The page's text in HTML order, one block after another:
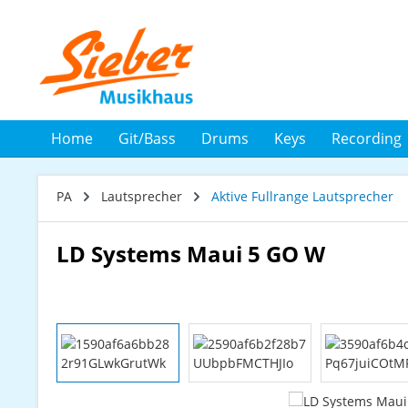
Home Git/Bass Drums Keys Recording
PA Lautsprecher Aktive Fullrange Lautsprecher
LD Systems Maui 5 GO W
Bildergalerie überspringen